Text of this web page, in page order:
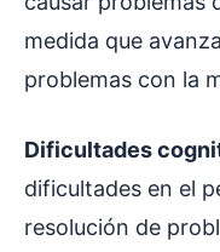
medida que
problemas con la
Dificultades
dificultades en el
resolución de